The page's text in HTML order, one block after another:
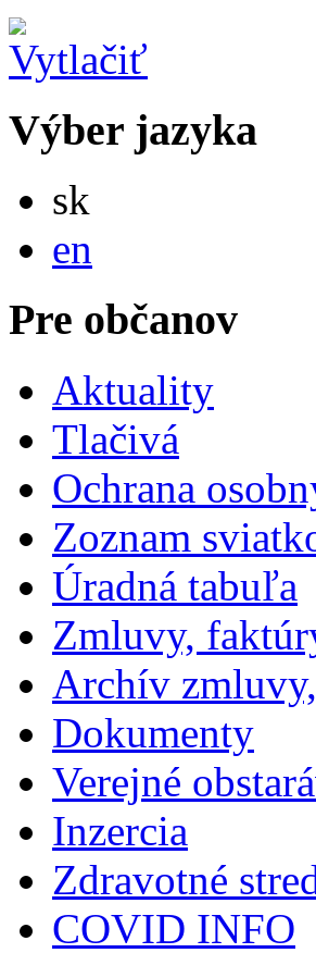
Výber jazyka
sk
en
Pre občanov
Aktuality
Tlačivá
Ochrana
Zoznam
Úradná tabuľa
Zmluvy,
Archív
Dokumenty
Verejné
Inzercia
Zdravotné
COVID INFO